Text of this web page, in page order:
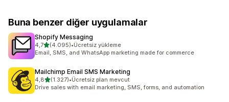
Buna benzer diğer uygulamalar
Shopify Messaging
4,75 yıldız üzerinden
(4.095)
toplam 4095 değerlendirme
•Ücretsiz yükleme
Email, SMS, and WhatsApp marketing made for commerce
Mailchimp Email SMS Marketing
4,85 yıldız üzerinden
(1.327)
toplam 1327 değerlendirme
•Ücretsiz plan mevcut
Drive sales with email marketing, SMS, forms, and automation